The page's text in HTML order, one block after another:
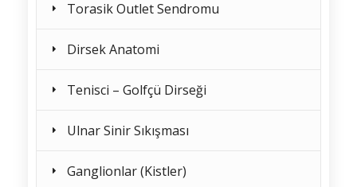
Torasik Outlet Sendromu
Dirsek Anatomi
Tenisci – Golfçü Dirseği
Ulnar Sinir Sıkışması
Ganglionlar (Kistler)